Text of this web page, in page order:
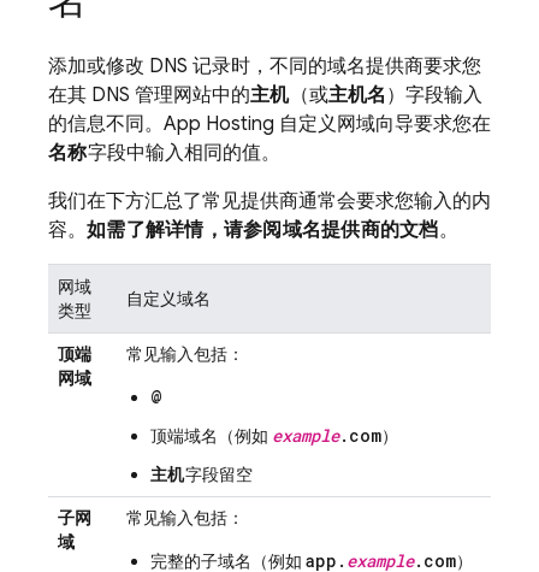
添加或修改 DNS 记录时，不同的域名提供商要求您
在其 DNS 管理网站中的主机（或主机名 ）字段输入
的信息不同。 App Hosting 自定义网域向导要求您在
名称字段中输入相同的值。
我们在下方汇总了常见提供商通常会要求您输入的内
容。 如需了解详情，请参阅域名提供商的文档。
网域
类型
自定义域名
顶端
网域
常见输入包括：
@
顶端域名（例如 example.com）
主机字段留空
子网
域
常见输入包括：
完整的子域名（例如 app. example.com）